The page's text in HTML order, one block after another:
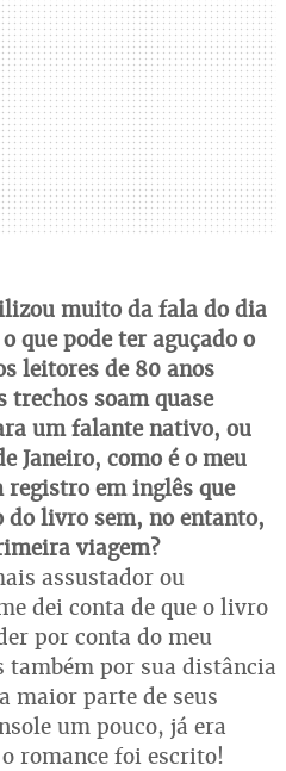
muito da fala do dia
que pode ter aguçado o
leitores de 80 anos
trechos soam quase
um falante nativo, ou
Janeiro, como é o meu
em inglês que
do livro sem, no entanto,
viagem?
assustador ou
dei conta de que o livro
por conta do meu
também por sua distância
maior parte de seus
um pouco, já era
romance foi escrito!